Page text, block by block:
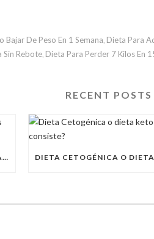
Bajar De Peso En 1 Semana Dieta Para
Sin Rebote Dieta Para Perder 7 Kilos En
RECENT POSTS
EL PAPEL DE LOS FISIOTERAPEUTAS EN LAS OLIMPIADAS